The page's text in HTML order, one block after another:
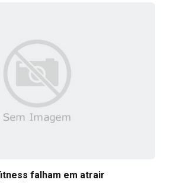
falham em atrair